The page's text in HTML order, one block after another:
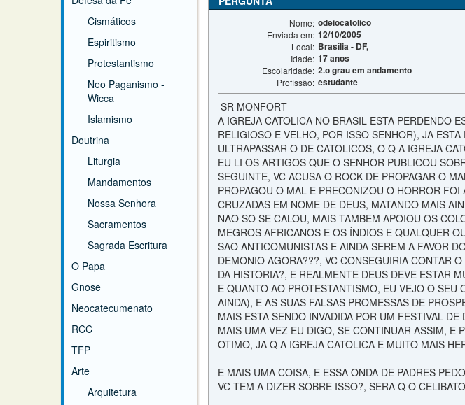
Cismáticos
Espiritismo
Protestantismo
Neo Paganismo -
Wicca
Islamismo
Doutrina
Liturgia
Mandamentos
Nossa Senhora
Sacramentos
Sagrada Escritura
O Papa
Gnose
Neocatecumenato
RCC
TFP
Arte
Arquitetura
Nome: odeiocatolico
Enviada em: 12/10/2005
Local: Brasília - DF,
Idade: 17 anos
Escolaridade: 2.o grau em andamento
Profissão: estudante
SR MONFORT
A IGREJA CATOLICA NO BRASIL ESTA PERDENDO
RELIGIOSO E VELHO, POR ISSO SENHOR), JA
ULTRAPASSAR O DE CATOLICOS, O Q A IGREJA
EU LI OS ARTIGOS QUE O SENHOR PUBLICOU
SEGUINTE, VC ACUSA O ROCK DE PROPAGAR O
PROPAGOU O MAL E PRECONIZOU O HORROR
CRUZADAS EM NOME DE DEUS, MATANDO MAIS
NAO SO SE CALOU, MAIS TAMBEM APOIOU OS
MEGROS AFRICANOS E OS ÍNDIOS E QUALQUER
SAO ANTICOMUNISTAS E AINDA SEREM A FAVOR
DEMONIO AGORA???, VC CONSEGUIRIA CONTAR
DA HISTORIA?, E REALMENTE DEUS DEVE ESTAR
E QUANTO AO PROTESTANTISMO, EU VEJO O
AINDA), E AS SUAS FALSAS PROMESSAS DE
MAIS ESTA SENDO INVADIDA POR UM FESTIVAL
MAIS UMA VEZ EU DIGO, SE CONTINUAR ASSIM, E
OTIMO, JA Q A IGREJA CATOLICA E MUITO MAIS
E MAIS UMA COISA, E ESSA ONDA DE PADRES
VC TEM A DIZER SOBRE ISSO?, SERA Q O